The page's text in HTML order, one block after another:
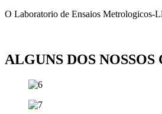
O Laboratorio de Ensaios Metrologicos-
ALGUNS DOS